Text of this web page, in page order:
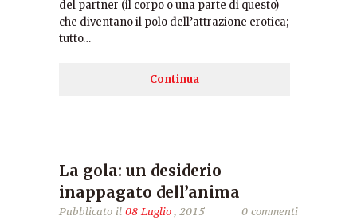
del partner (il corpo o una parte di questo)
che diventano il polo dell’attrazione erotica;
tutto…
Continua
La gola: un desiderio
inappagato dell’anima
Pubblicato il 08 Luglio, 2015 0 commenti